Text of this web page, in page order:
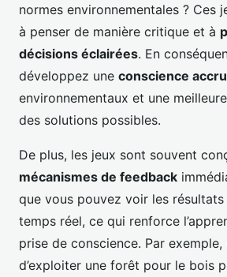
normes environnementales ? Ces
à penser de manière critique et à
décisions éclairées. En
développez une conscience
environnementaux et une
des solutions possibles.
De plus, les jeux sont souvent
mécanismes de feedback
que vous pouvez voir les
temps réel, ce qui renforce
prise de conscience. Par
d’exploiter une forêt pour le bois